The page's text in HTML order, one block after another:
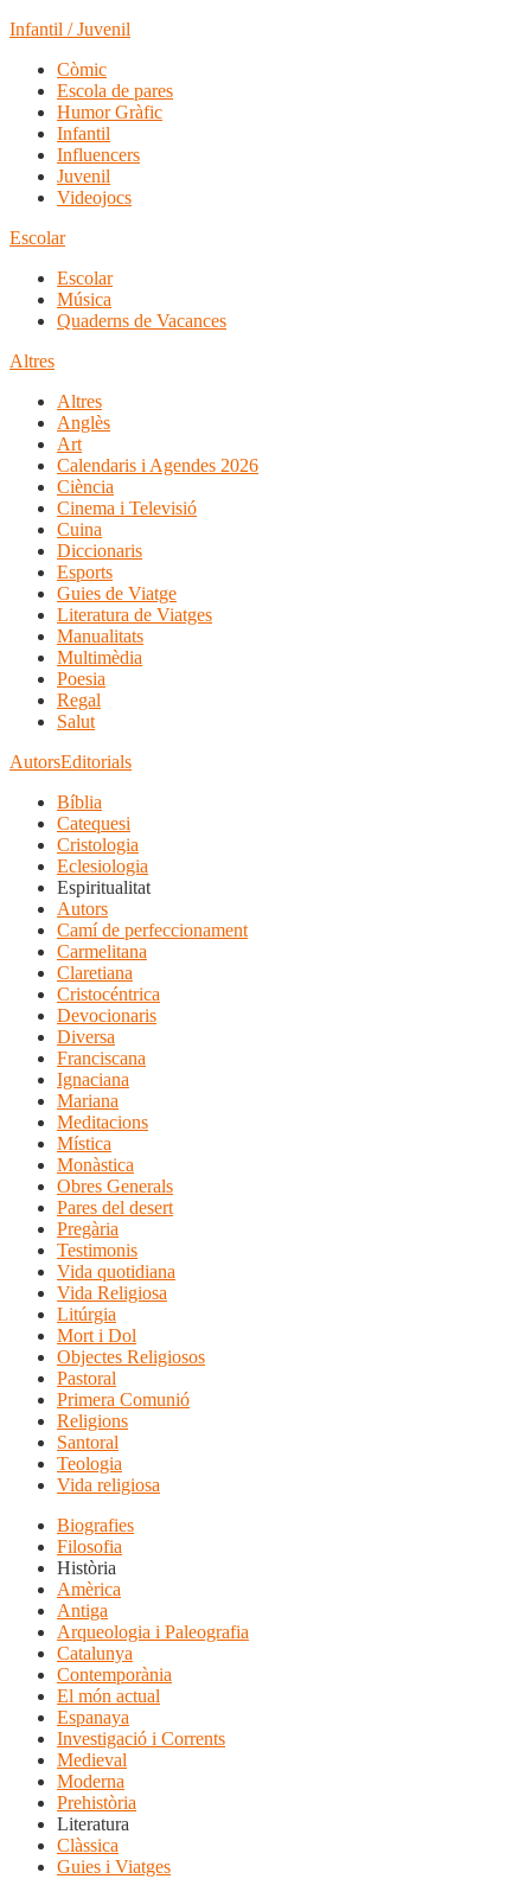
Infantil / Juvenil
Còmic
Escola de pares
Humor Gràfic
Infantil
Influencers
Juvenil
Videojocs
Escolar
Escolar
Música
Quaderns de Vacances
Altres
Altres
Anglès
Art
Calendaris i Agendes 2026
Ciència
Cinema i Televisió
Cuina
Diccionaris
Esports
Guies de Viatge
Literatura de Viatges
Manualitats
Multimèdia
Poesia
Regal
Salut
AutorsEditorials
Bíblia
Catequesi
Cristologia
Eclesiologia
Espiritualitat
Autors
Camí de perfeccionament
Carmelitana
Claretiana
Cristocéntrica
Devocionaris
Diversa
Franciscana
Ignaciana
Mariana
Meditacions
Mística
Monàstica
Obres Generals
Pares del desert
Pregària
Testimonis
Vida quotidiana
Vida Religiosa
Litúrgia
Mort i Dol
Objectes Religiosos
Pastoral
Primera Comunió
Religions
Santoral
Teologia
Vida religiosa
Biografies
Filosofia
Història
Amèrica
Antiga
Arqueologia i Paleografia
Catalunya
Contemporània
El món actual
Espanaya
Investigació i Corrents
Medieval
Moderna
Prehistòria
Literatura
Clàssica
Guies i Viatges